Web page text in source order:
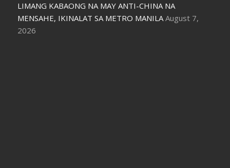
LIMANG KABAONG NA MAY ANTI-CHINA NA
MENSAHE, IKINALAT SA METRO MANILA August 7,
2026